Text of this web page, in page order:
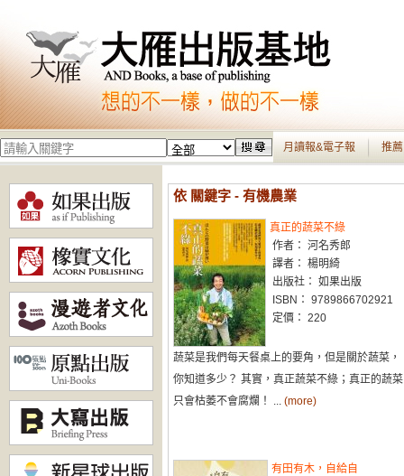
月讀報&電子報 推
依 關鍵字 - 有機農業
真正的蔬菜不綠
作者： 河名秀郎
譯者： 楊明綺
出版社： 如果出版
ISBN： 9789866702921
定價： 220
蔬菜是我們每天餐桌上的要角，但是關於蔬菜，
你知道多少？ 其實，真正蔬菜不綠；真正的蔬菜
只會枯萎不會腐爛！ ... (more)
有田有木，自給自